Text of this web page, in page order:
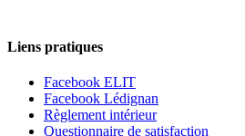
Liens pratiques
Facebook ELIT
Facebook Lédignan
Règlement intérieur
Questionnaire de satisfaction